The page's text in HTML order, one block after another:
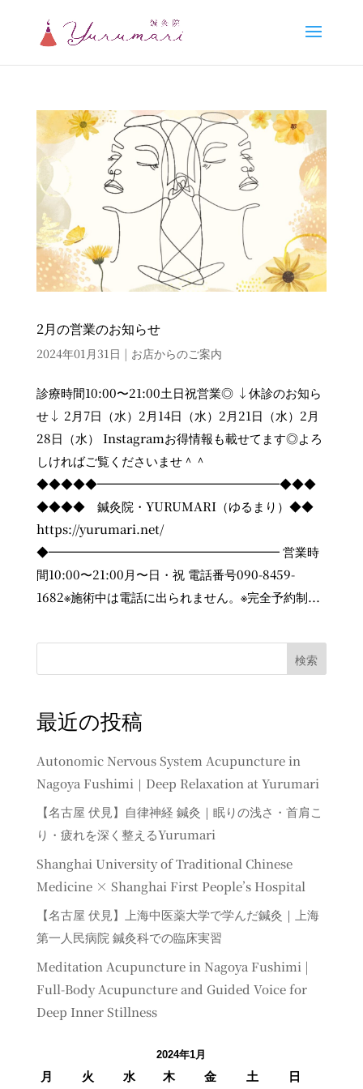
2月の営業のお知らせ
2024年01月31日 | お店からのご案内
診療時間10:00〜21:00土日祝営業◎ ↓休診のお知ら
せ↓ 2月7日（水）2月14日（水）2月21日（水）2月
28日（水） Instagramお得情報も載せてます◎よろ
しければご覧くださいませ＾＾
◆◆◆◆◆━━━━━━━━━━━━━━━◆◆◆
◆◆◆◆ 鍼灸院・YURUMARI（ゆるまり）◆◆
https://yurumari.net/
◆━━━━━━━━━━━━━━━━━━━ 営業時
間10:00〜21:00月〜日・祝 電話番号090-8459-
1682※施術中は電話に出られません。※完全予約制...
検索
最近の投稿
Autonomic Nervous System Acupuncture in
Nagoya Fushimi｜Deep Relaxation at Yurumari
【名古屋 伏見】自律神経 鍼灸｜眠りの浅さ・首肩こ
り・疲れを深く整えるYurumari
Shanghai University of Traditional Chinese
Medicine × Shanghai First People’s Hospital
【名古屋 伏見】上海中医薬大学で学んだ鍼灸｜上海
第一人民病院 鍼灸科での臨床実習
Meditation Acupuncture in Nagoya Fushimi |
Full-Body Acupuncture and Guided Voice for
Deep Inner Stillness
2024年1月
月 火 水 木 金 土 日